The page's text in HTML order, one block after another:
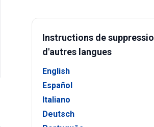
Instructions de
d'autres langues
English
Español
Italiano
Deutsch